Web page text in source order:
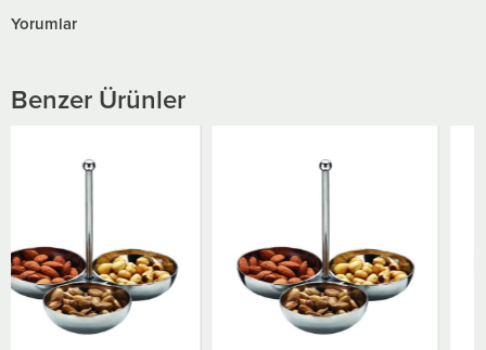
Yorumlar
Benzer Ürünler